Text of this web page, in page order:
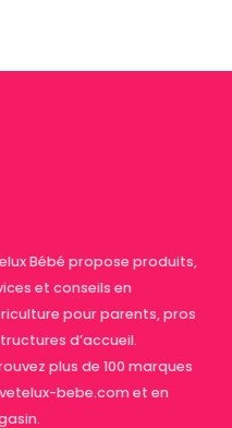
Bébé propose produits,
et conseils en
pour parents, pros
d’accueil.
plus de 100 marques
bebe.com et en